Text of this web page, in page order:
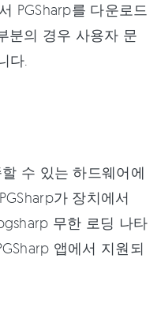
PGSharp를 다운로드
분의 경우 사용자 문
다.
수 있는 하드웨어에
가 장치에서
무한 로딩 나타
앱에서 지원되